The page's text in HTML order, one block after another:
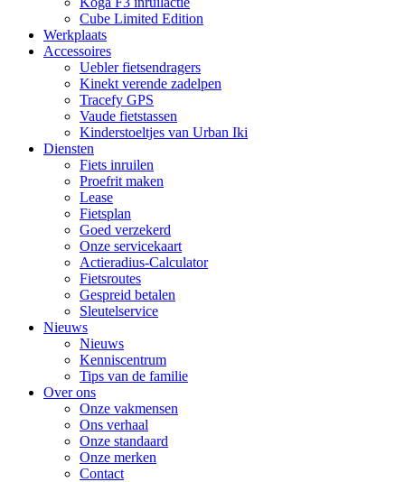
Cube Limited Edition
Werkplaats
Accessoires
Uebler fietsendragers
Kinekt verende zadelpen
Tracefy GPS
Vaude fietstassen
Kinderstoeltjes van Urban Iki
Diensten
Fiets inruilen
Proefrit maken
Lease
Fietsplan
Goed verzekerd
Onze servicekaart
Actieradius-Calculator
Fietsroutes
Gespreid betalen
Sleutelservice
Nieuws
Nieuws
Kenniscentrum
Tips van de familie
Over ons
Onze vakmensen
Ons verhaal
Onze standaard
Onze merken
Contact